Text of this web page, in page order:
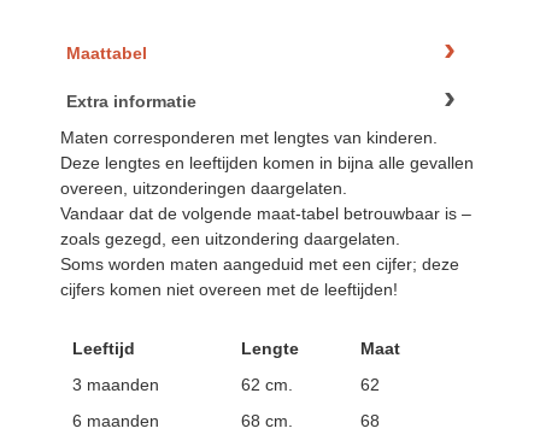
Maattabel
Extra informatie
Maten corresponderen met lengtes van kinderen.
Deze lengtes en leeftijden komen in bijna alle gevallen
overeen, uitzonderingen daargelaten.
Vandaar dat de volgende maat-tabel betrouwbaar is –
zoals gezegd, een uitzondering daargelaten.
Soms worden maten aangeduid met een cijfer; deze
cijfers komen niet overeen met de leeftijden!
Leeftijd Lengte
Maat
3 maanden
62 cm.
62
6 maanden
68 cm.
68